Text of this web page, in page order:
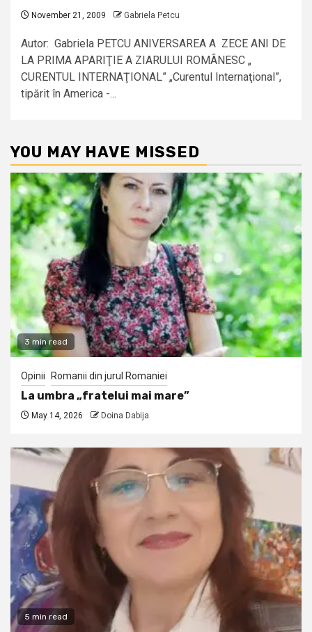
November 21, 2009 Gabriela Petcu
Autor: Gabriela PETCU ANIVERSAREA A ZECE ANI DE
LA PRIMA APARIŢIE A ZIARULUI ROMÂNESC „
CURENTUL INTERNAŢIONAL” „Curentul Internaţional”,
tipărit în America -...
YOU MAY HAVE MISSED
3 min read
Opinii Romanii din jurul Romaniei
La umbra „fratelui mai mare”
May 14, 2026 Doina Dabija
5 min read